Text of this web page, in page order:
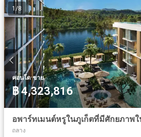
1 /8
คอนโด·ขาย
฿ 4,323,816
ถลาง